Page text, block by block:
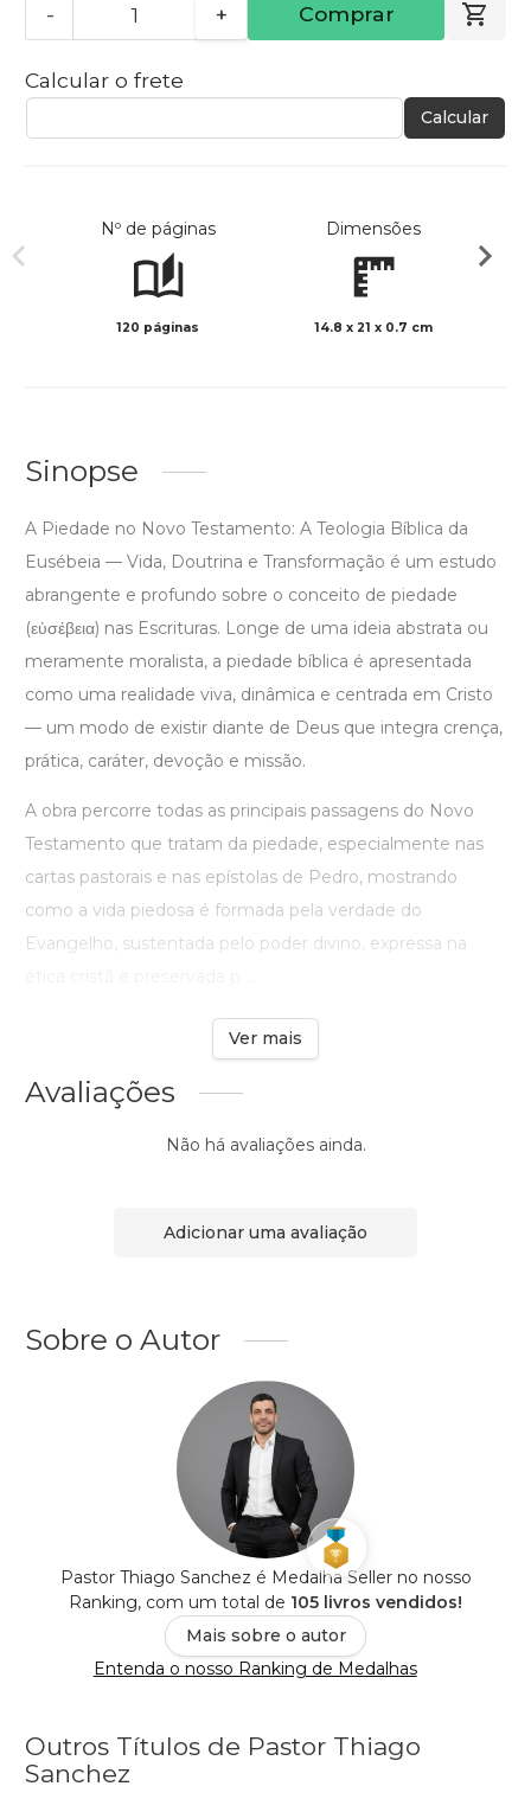
- + Comprar
Calcular o frete
Calcular
Nº de páginas
120 páginas
Dimensões
14.8 x 21 x 0.7 cm
Sinopse
A Piedade no Novo Testamento: A Teologia Bíblica da
Eusébeia — Vida, Doutrina e Transformação é um estudo
abrangente e profundo sobre o conceito de piedade
(εὐσέβεια) nas Escrituras. Longe de uma ideia abstrata ou
meramente moralista, a piedade bíblica é apresentada
como uma realidade viva, dinâmica e centrada em Cristo
— um modo de existir diante de Deus que integra crença,
prática, caráter, devoção e missão.
A obra percorre todas as principais passagens do Novo
Testamento que tratam da piedade, especialmente nas
cartas pastorais e nas epístolas de Pedro, mostrando
como a vida piedosa é formada pela verdade do
Evangelho, sustentada pelo poder divino, expressa na
Ver mais
Avaliações
Não há avaliações ainda.
Adicionar uma avaliação
Sobre o Autor
Pastor Thiago Sanchez é Medalha Seller no nosso
Ranking, com um total de 105 livros vendidos!
Mais sobre o autor
Entenda o nosso Ranking de Medalhas
Outros Títulos de Pastor Thiago
Sanchez